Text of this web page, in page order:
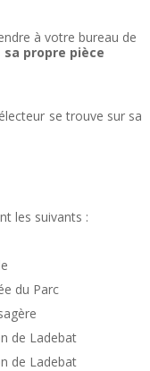
à votre bureau de
sa propre pièce
se trouve sur sa
les suivants :
du Parc
de Ladebat
de Ladebat